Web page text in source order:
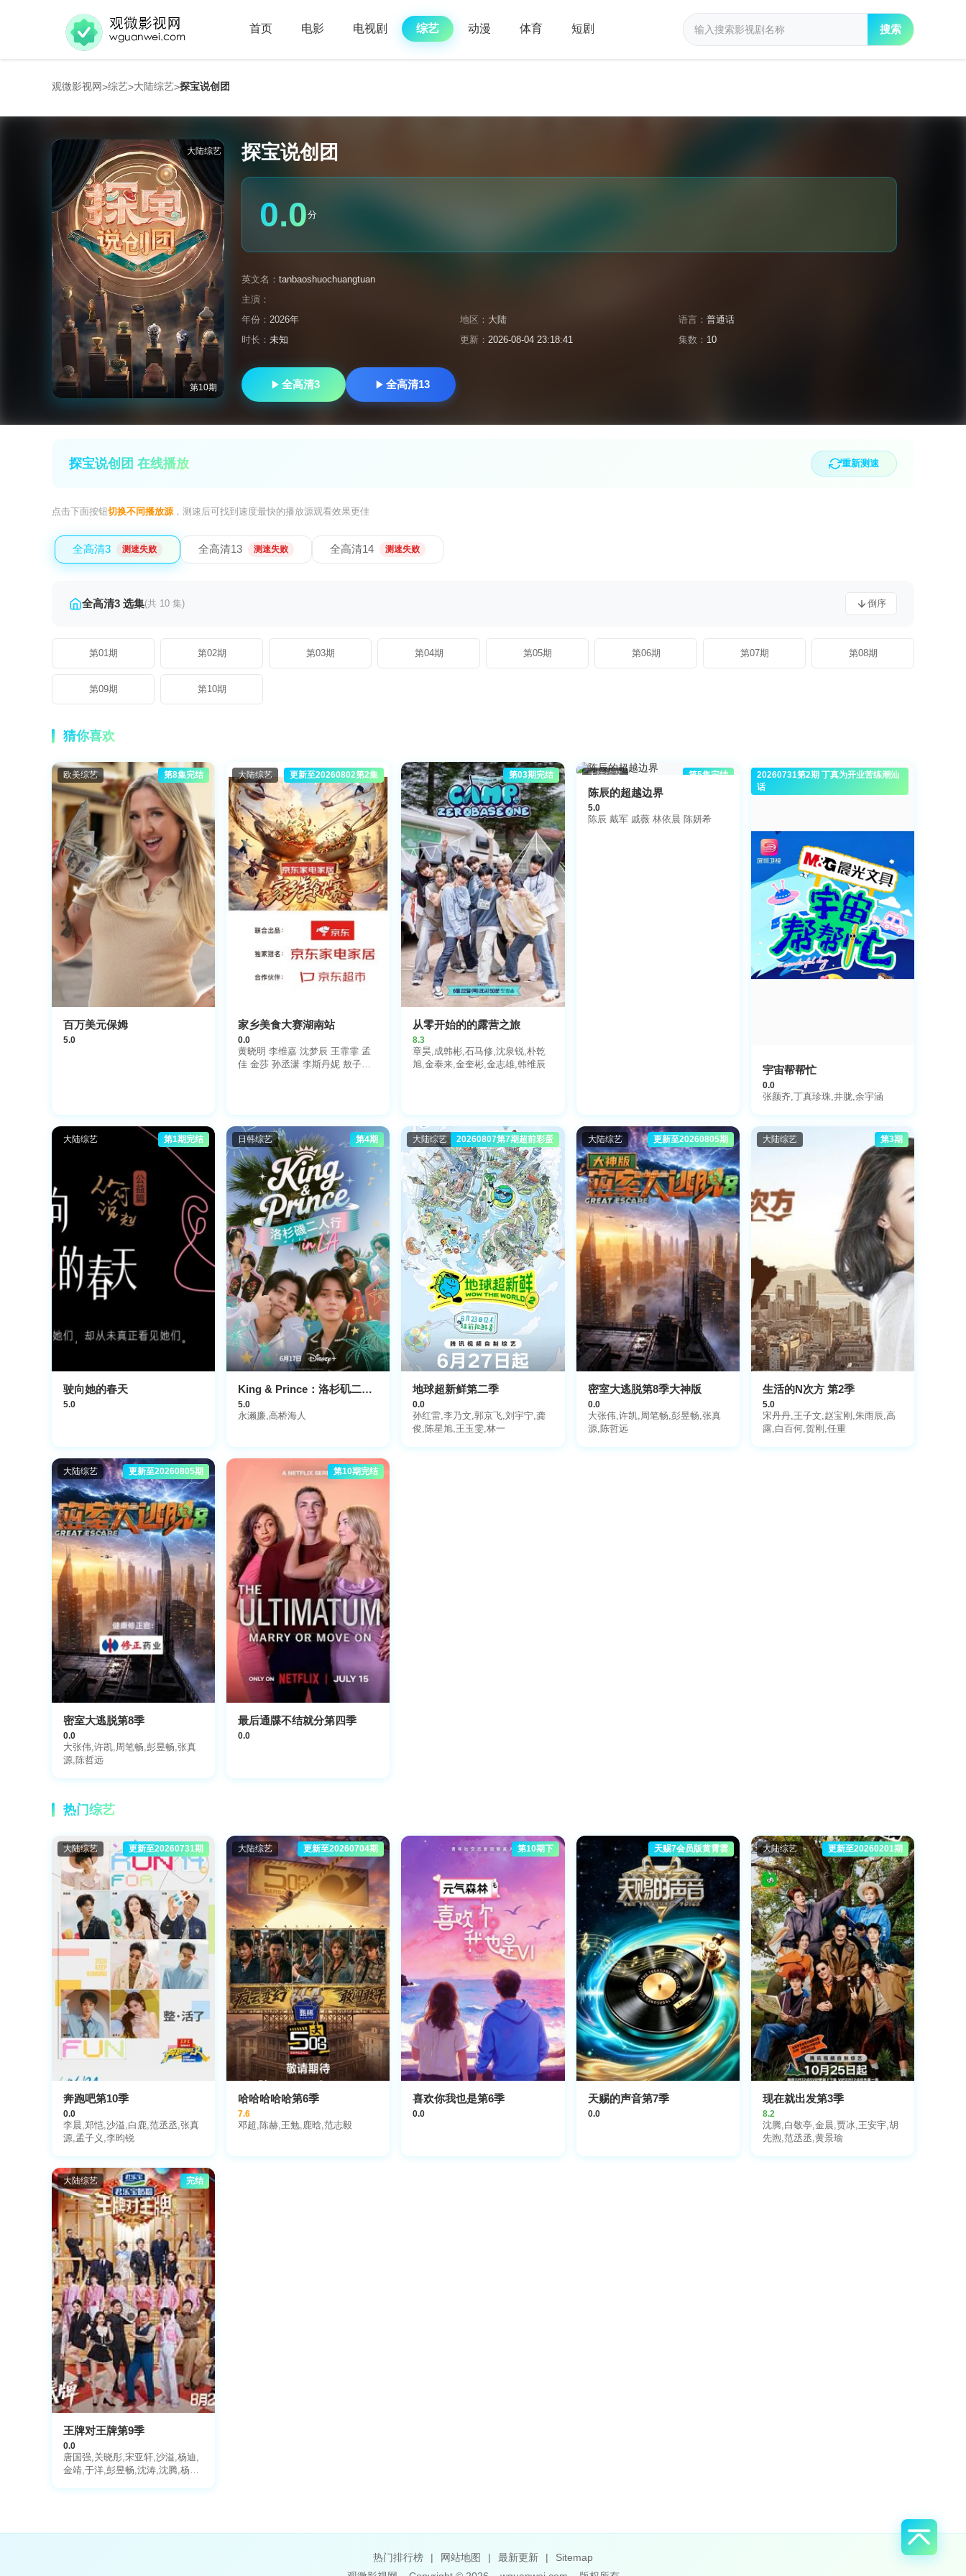
首页 电影 电视剧 综艺 动漫 体育 短剧 搜索
观微影视网>综艺>大陆综艺>探宝说创团
大陆综艺
第10期
探宝说创团
0.0分
英文名： tanbaoshuochuangtuan
主演：
年份： 2026年 地区： 大陆 语言： 普通话
时长： 未知 更新： 2026-08-04 23:18:41 集数： 10
全高清3 全高清13
探宝说创团 在线播放 重新测速
点击下面按钮切换不同播放源，测速后可找到速度最快的播放源观看效果更佳
全高清3 测速失败 全高清13 测速失败 全高清14 测速失败
全高清3 选集(共 10 集) 倒序
第01期 第02期 第03期 第04期 第05期 第06期 第07期 第08期
第09期 第10期
猜你喜欢
欧美综艺 第8集完结
百万美元保姆
5.0
大陆综艺 更新至20260802第2集
家乡美食大赛湖南站
0.0
黄晓明 李维嘉 沈梦辰 王霏霏 孟
佳 金莎 孙丞潇 李斯丹妮 敖子逸
第03期完结
从零开始的的露营之旅
8.3
章昊,成韩彬,石马修,沈泉锐,朴乾
旭,金泰来,金奎彬,金志雄,韩维辰
大陆综艺 第5集完结
陈辰的超越边界
5.0
陈辰 戴军 戚薇 林依晨 陈妍希
大陆综艺
20260731第2期 丁真为开业苦练潮汕
话
宇宙帮帮忙
0.0
张颜齐,丁真珍珠,井胧,余宇涵
大陆综艺 第1期完结
驶向她的春天
5.0
日韩综艺 第4期
King & Prince：洛杉矶二人行
5.0
永濑廉,高桥海人
大陆综艺 20260807第7期超前彩蛋
地球超新鲜第二季
0.0
孙红雷,李乃文,郭京飞,刘宇宁,龚
俊,陈星旭,王玉雯,林一
大陆综艺 更新至20260805期
密室大逃脱第8季大神版
0.0
大张伟,许凯,周笔畅,彭昱畅,张真
源,陈哲远
大陆综艺 第3期
生活的N次方 第2季
5.0
宋丹丹,王子文,赵宝刚,朱雨辰,高
露,白百何,贺刚,任重
大陆综艺 更新至20260805期
密室大逃脱第8季
0.0
大张伟,许凯,周笔畅,彭昱畅,张真
源,陈哲远
第10期完结
最后通牒不结就分第四季
0.0
热门综艺
大陆综艺 更新至20260731期
奔跑吧第10季
0.0
李晨,郑恺,沙溢,白鹿,范丞丞,张真
源,孟子义,李昀锐
大陆综艺 更新至20260704期
哈哈哈哈哈第6季
7.6
邓超,陈赫,王勉,鹿晗,范志毅
第10期下
喜欢你我也是第6季
0.0
天赐7会员版黄霄雲
天赐的声音第7季
0.0
大陆综艺 更新至20260201期
现在就出发第3季
8.2
沈腾,白敬亭,金晨,贾冰,王安宇,胡
先煦,范丞丞,黄景瑜
大陆综艺 完结
王牌对王牌第9季
0.0
唐国强,关晓彤,宋亚轩,沙溢,杨迪,
金靖,于洋,彭昱畅,沈涛,沈腾,杨幂,
航,闫妮,黄晓明,张予曦,徐明浩
热门排行榜 | 网站地图 | 最新更新 |
Sitemap